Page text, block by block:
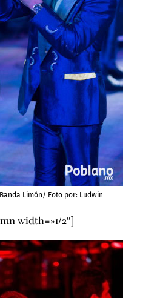
Limón/ Foto por:Ludwin
width=»1/2″]